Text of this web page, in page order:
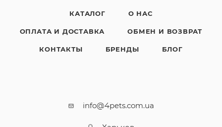
КАТАЛОГ О НАС
ОПЛАТА И ДОСТАВКА ОБМЕН И ВОЗВРАТ
КОНТАКТЫ БРЕНДЫ БЛОГ
info@4pets.com.ua